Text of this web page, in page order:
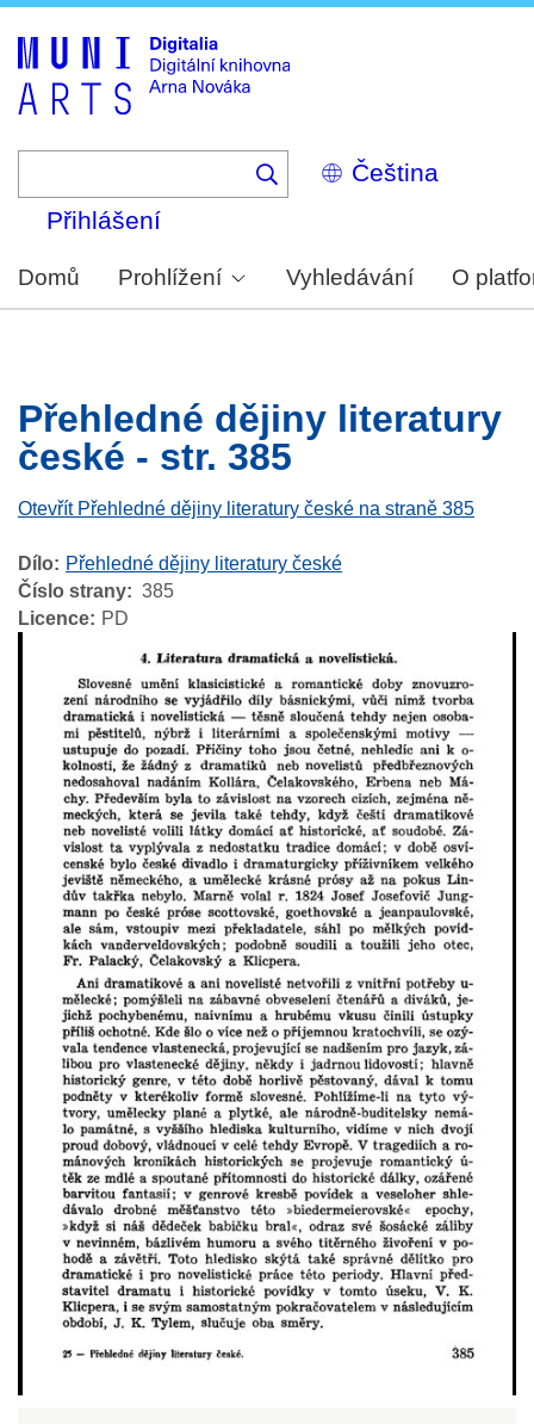
Select
your
Přihlášení
Domů Prohlížení Vyhledávání O
Přehledné dějiny literatury
české - str. 385
Otevřít Přehledné dějiny literatury české na straně 385
Dílo
Přehledné dějiny literatury české
Číslo strany
385
Licence
PD